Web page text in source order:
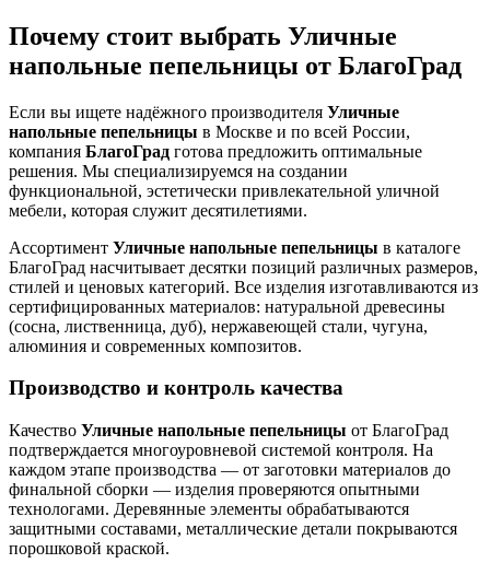
Почему стоит выбрать Уличные
напольные пепельницы от БлагоГрад
Если вы ищете надёжного производителя Уличные
напольные пепельницы в Москве и по всей России,
компания БлагоГрад готова предложить оптимальные
решения. Мы специализируемся на создании
функциональной, эстетически привлекательной уличной
мебели, которая служит десятилетиями.
Ассортимент Уличные напольные пепельницы в каталоге
БлагоГрад насчитывает десятки позиций различных размеров,
стилей и ценовых категорий. Все изделия изготавливаются из
сертифицированных материалов: натуральной древесины
(сосна, лиственница, дуб), нержавеющей стали, чугуна,
алюминия и современных композитов.
Производство и контроль качества
Качество Уличные напольные пепельницы от БлагоГрад
подтверждается многоуровневой системой контроля. На
каждом этапе производства — от заготовки материалов до
финальной сборки — изделия проверяются опытными
технологами. Деревянные элементы обрабатываются
защитными составами, металлические детали покрываются
порошковой краской.